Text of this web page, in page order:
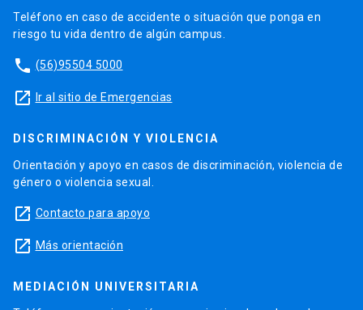
Teléfono en caso de accidente o situación que ponga en
riesgo tu vida dentro de algún campus.
phone (56)95504 5000
launch Ir al sitio de Emergencias
DISCRIMINACIÓN Y VIOLENCIA
Orientación y apoyo en casos de discriminación, violencia de
género o violencia sexual.
launch Contacto para apoyo
launch Más orientación
MEDIACIÓN UNIVERSITARIA